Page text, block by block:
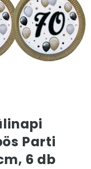
Parti
6 db